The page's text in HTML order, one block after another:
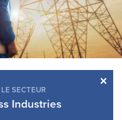
×
SECTEUR
Industries